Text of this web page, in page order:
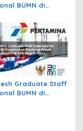
BUMN di
Graduate Staff
BUMN di